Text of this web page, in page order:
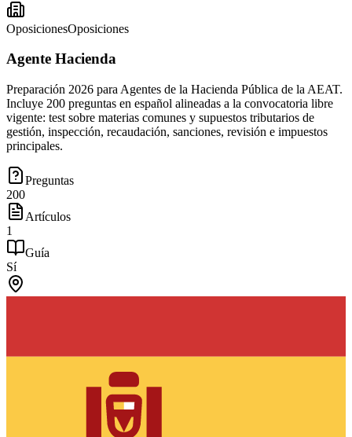
OposicionesOposiciones
Agente Hacienda
Preparación 2026 para Agentes de la Hacienda Pública de la AEAT.
Incluye 200 preguntas en español alineadas a la convocatoria libre
vigente: test sobre materias comunes y supuestos tributarios de
gestión, inspección, recaudación, sanciones, revisión e impuestos
principales.
Preguntas
200
Artículos
1
Guía
Sí